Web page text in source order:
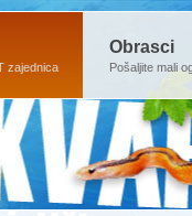
zajednica
Obrasci
Pošaljite mali